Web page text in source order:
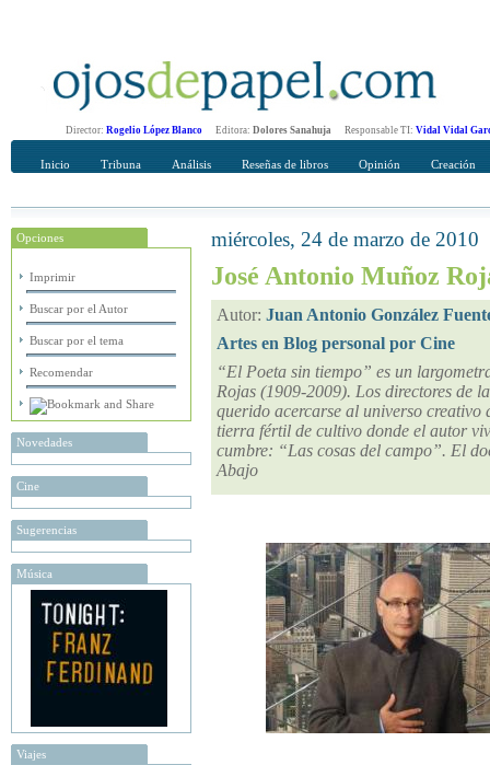
Director: Rogelio López Blanco Editora: Dolores Sanahuja Responsable TI: Vidal Vidal
Inicio Tribuna Análisis Reseñas de libros Opinión Creación
Opciones
Imprimir
Buscar por el Autor
Buscar por el tema
Recomendar
Novedades
Cine
Sugerencias
Música
Viajes
Recomendar
miércoles, 24 de marzo de 2010
José Antonio Muñoz
Autor: Juan Antonio González
Artes en Blog personal por Cine
“El Poeta sin tiempo” es un
Rojas (1909-2009). Los directores de
querido acercarse al universo creativo
tierra fértil de cultivo donde el autor
cumbre: “Las cosas del campo”. El
Abajo